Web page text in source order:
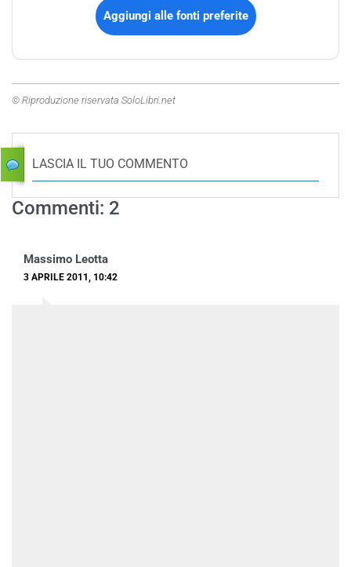
Aggiungi alle fonti preferite
© Riproduzione riservata SoloLibri.net
LASCIA IL TUO COMMENTO
Commenti: 2
Massimo Leotta
3 APRILE 2011, 10:42